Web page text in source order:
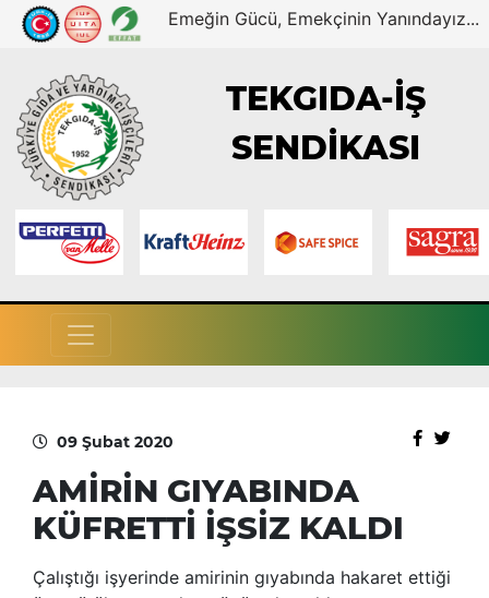
Emeğin Gücü, Emekçinin Yanındayız...
TEKGIDA-İŞ
SENDİKASI
09 Şubat 2020
AMİRİN GIYABINDA
KÜFRETTİ İŞSİZ KALDI
Çalıştığı işyerinde amirinin gıyabında hakaret ettiği